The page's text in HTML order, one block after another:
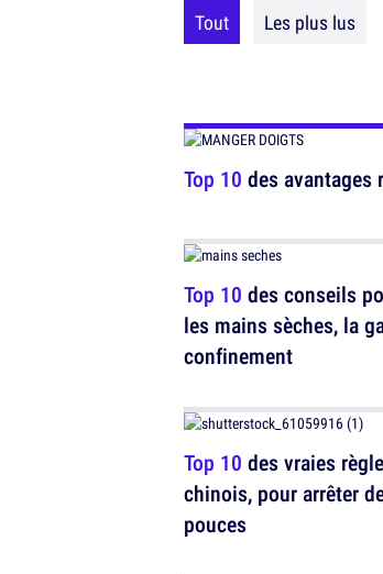
Tout Les plus lus
Top 10 des avantages
Top 10 des conseils
les mains sèches, la
confinement
Top 10 des vraies
chinois, pour arrêter
pouces